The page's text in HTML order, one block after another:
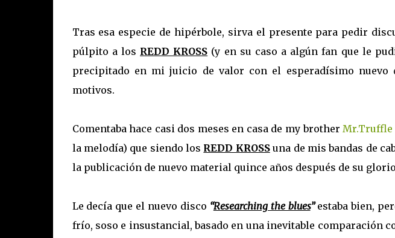
Tras esa especie de hipérbole, sirva el presente para pedir
púlpito a los REDD KROSS (y en su caso a algún fan que le
precipitado en mi juicio de valor con el esperadísimo nuevo
motivos.
Comentaba hace casi dos meses en casa de my brotherMr.Truffle
la melodía) que siendo los REDD KROSSuna de mis bandas de
la publicación de nuevo material quince años después de su
Le decía que el nuevo disco “Researching the blues”estaba bien,
frío, soso e insustancial, basado en una inevitable comparación